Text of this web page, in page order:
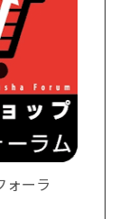
ォーラ